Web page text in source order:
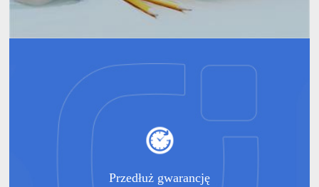
Przedłuż gwarancję